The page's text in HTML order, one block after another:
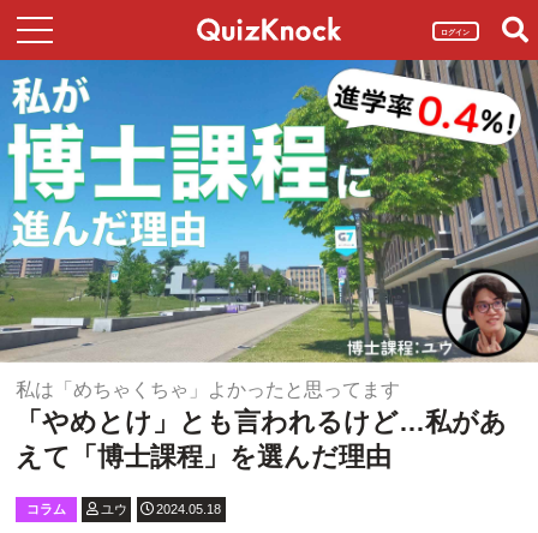
ログイン
私は「めちゃくちゃ」よかったと思ってます
「やめとけ」とも言われるけど…私があ
えて「博士課程」を選んだ理由
コラム ユウ 2024.05.18